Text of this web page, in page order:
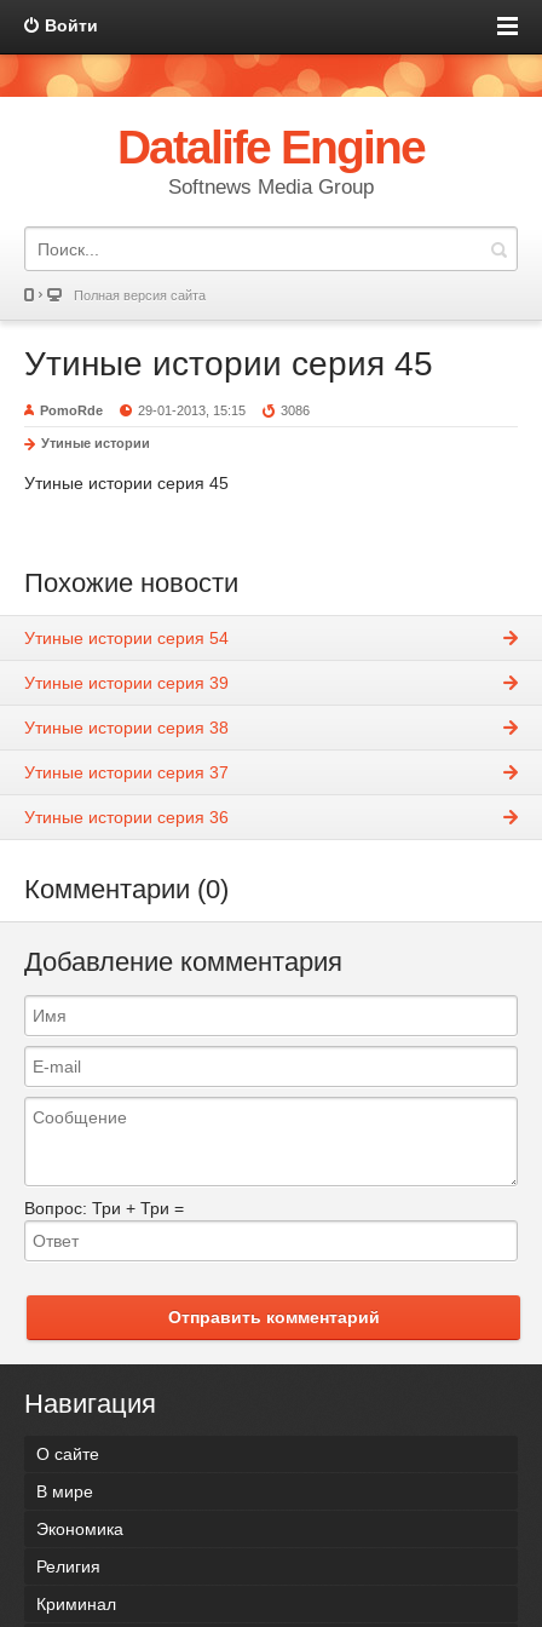
Войти
Datalife Engine
Softnews Media Group
Полная версия сайта
Утиные истории серия 45
PomoRde 29-01-2013, 15:15 3086
Утиные истории
Утиные истории серия 45
Похожие новости
Утиные истории серия 54
Утиные истории серия 39
Утиные истории серия 38
Утиные истории серия 37
Утиные истории серия 36
Комментарии (0)
Добавление комментария
Вопрос: Три + Три =
Отправить комментарий
Навигация
О сайте
В мире
Экономика
Религия
Криминал